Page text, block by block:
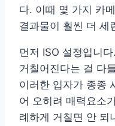
다. 이때 몇 가지 카
결과물이 훨씬 더 세
먼저 ISO 설정입니
거칠어진다는 걸 다
이러한 입자가 종종
어 오히려 매력요소
례하게 거칠면 안 되